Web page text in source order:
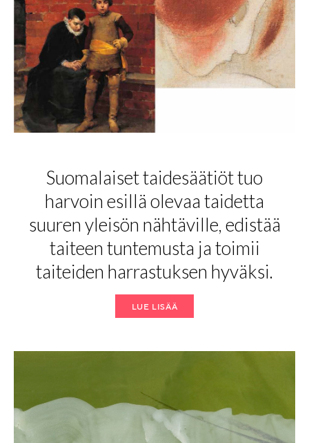
Suomalaiset taidesäätiöt tuo
harvoin esillä olevaa taidetta
suuren yleisön nähtäville, edistää
taiteen tuntemusta ja toimii
taiteiden harrastuksen hyväksi.
LUE LISÄÄ